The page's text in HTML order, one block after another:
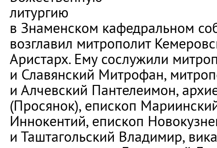
литургию
в Знаменском кафедральном
возглавил митрополит
Аристарх. Ему сослужили
и Славянский Митрофан,
и Алчевский Пантелеимон,
(Просянок), епископ
Иннокентий, епископ
и Таштагольский Владимир,